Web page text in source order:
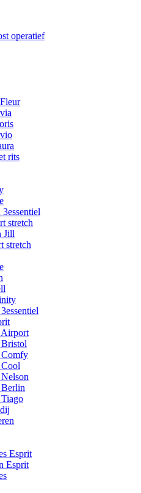
operatief
rits
stretch
Jill
stretch
Airport
Comfy
Berlin
Esprit
Esprit